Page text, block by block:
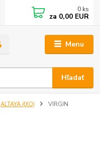
Menu
Hľadať
0 ks
za 0,00 EUR
ALTAYA (IXO) VIRGIN